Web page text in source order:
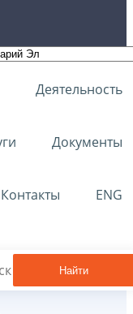
Деятельность
Документы
Контакты ENG
Найти